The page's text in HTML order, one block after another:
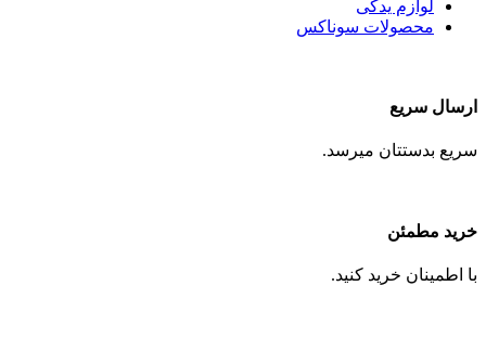
لوازم یدکی
محصولات سوناکس
ارسال سریع
سریع بدستتان میرسد.
خرید مطمئن
با اطمینان خرید کنید.